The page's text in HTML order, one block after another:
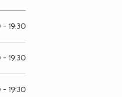
- 19:30
- 19:30
- 19:30